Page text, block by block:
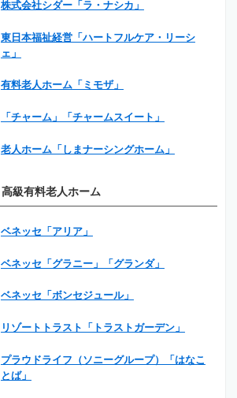
株式会社シダー「ラ・ナシカ」
東日本福祉経営「ハートフルケア・リーシ
ェ」
有料老人ホーム「ミモザ」
「チャーム」「チャームスイート」
老人ホーム「しまナーシングホーム」
高級有料老人ホーム
ベネッセ「アリア」
ベネッセ「グラニー」「グランダ」
ベネッセ「ボンセジュール」
リゾートトラスト「トラストガーデン」
プラウドライフ（ソニーグループ）「はなこ
とば」